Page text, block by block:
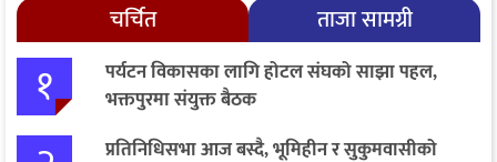
चर्चित ताजा सामग्री
१
पर्यटन विकासका लागि होटल संघको साझा पहल,
भक्तपुरमा संयुक्त बैठक
प्रतिनिधिसभा आज बस्दै, भूमिहीन र सुकुमवासीको